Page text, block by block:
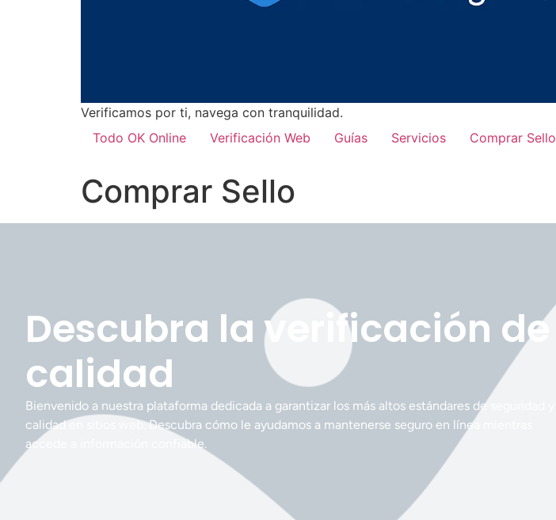
Verificamos por ti, navega con tranquilidad.
Todo OK Online
Verificación Web Guías Servicios Comprar Sello
Comprar Sello
Descubra la verificación de
calidad
Bienvenido a nuestra plataforma dedicada a garantizar los más altos estándares de seguridad y
calidad en sitios web. Descubra cómo le ayudamos a mantenerse seguro en línea mientras
accede a información confiable.